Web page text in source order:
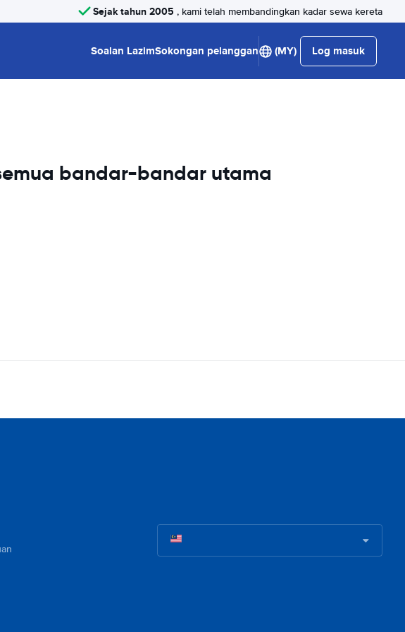
Sejak tahun 2005 , kami telah membandingkan kadar sewa kereta
Soalan LazimSokongan pelanggan (MY) Log masuk
bandar-bandar utama